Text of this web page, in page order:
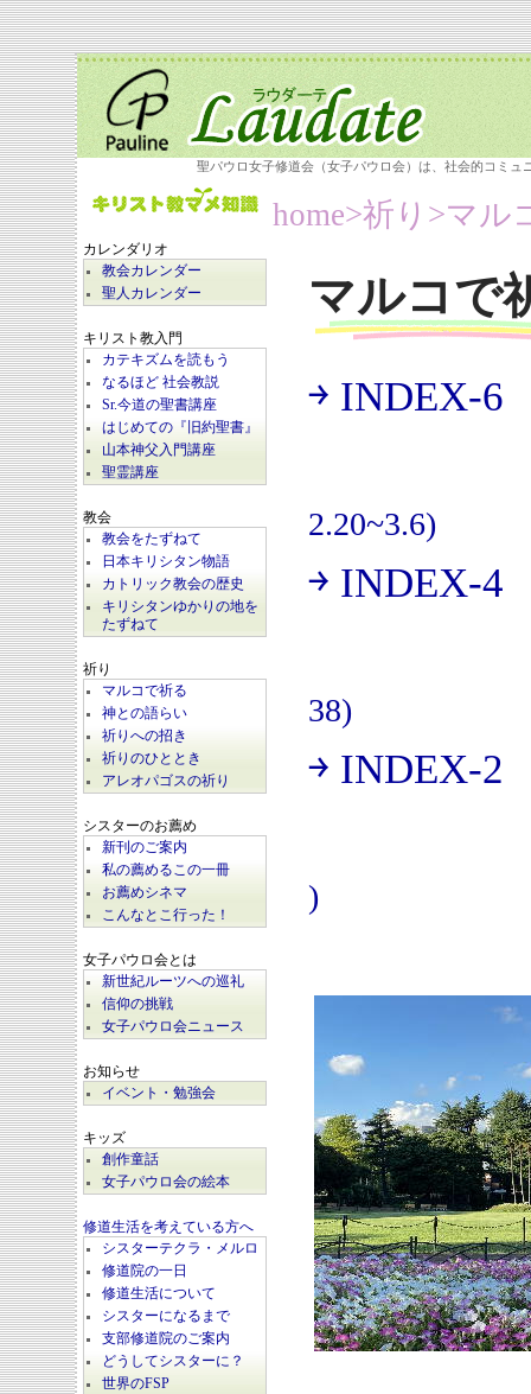
聖パウロ女子修道会（女子パウロ会）は、社会的コミ
カレンダリオ
教会カレンダー
聖人カレンダー
キリスト教入門
カテキズムを読もう
なるほど 社会教説
Sr.今道の聖書講座
はじめての『旧約聖書』
山本神父入門講座
聖霊講座
教会
教会をたずねて
日本キリシタン物語
カトリック教会の歴史
キリシタンゆかりの地を
たずねて
祈り
マルコで祈る
神との語らい
祈りへの招き
祈りのひととき
アレオパゴスの祈り
シスターのお薦め
新刊のご案内
私の薦めるこの一冊
お薦めシネマ
こんなとこ行った！
女子パウロ会とは
新世紀ルーツへの巡礼
信仰の挑戦
女子パウロ会ニュース
お知らせ
イベント・勉強会
キッズ
創作童話
女子パウロ会の絵本
修道生活を考えている方へ
シスターテクラ・メルロ
修道院の一日
修道生活について
シスターになるまで
支部修道院のご案内
どうしてシスターに？
世界のFSP
home>祈り>マル
マルコで
￫ INDEX-6
2.20~3.6)
￫ INDEX-4
38)
￫ INDEX-2
)